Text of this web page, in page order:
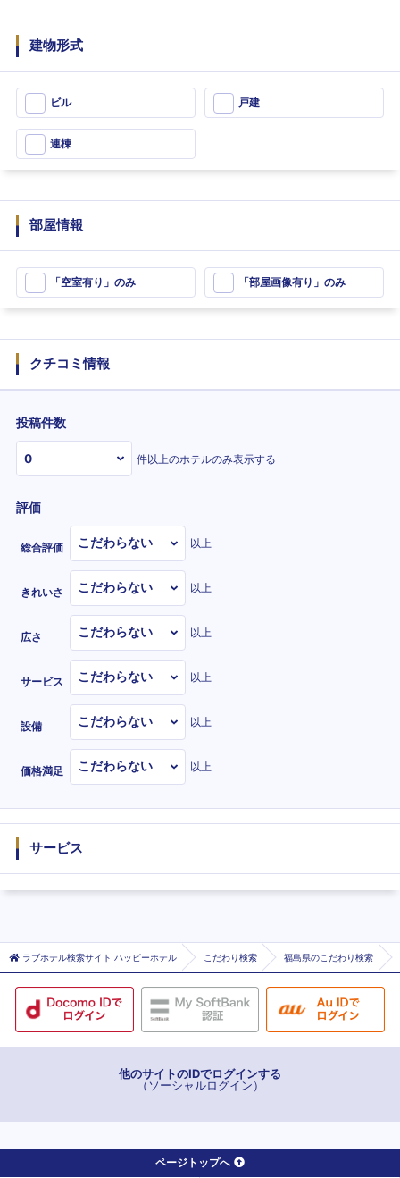
建物形式
ビル 戸建
連棟
部屋情報
「空室有り」のみ 「部屋画像有り」のみ
クチコミ情報
投稿件数
件以上のホテルのみ表示する
評価
総合評価 以上
きれいさ 以上
広さ 以上
サービス 以上
設備 以上
価格満足 以上
サービス
ラブホテル検索サイト ハッピーホテル こだわり検索 福島県のこだわり検索
他のサイトのIDでログインする
（ソーシャルログイン）
ページトップへ